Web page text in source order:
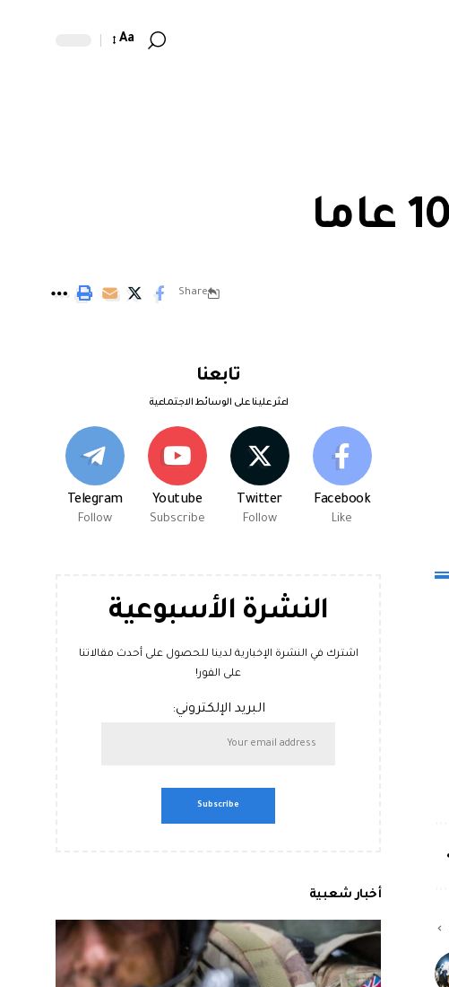
Aa
Share
تابعنا
اعثر علينا على الوسائط الاجتماعية
Facebook
Like
Twitter
Follow
Youtube
Subscribe
Telegram
Follow
النشرة الأسبوعية
اشترك في النشرة الإخبارية لدينا للحصول على أحدث مقالاتنا
على الفور!
البريد الإلكتروني:
أخبار شعبية